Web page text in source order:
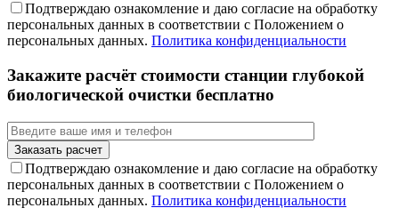
Подтверждаю ознакомление и даю согласие на обработку
персональных данных в соответствии с Положением о
персональных данных. Политика конфиденциальности
Закажите расчёт стоимости станции глубокой
биологической очистки бесплатно
Подтверждаю ознакомление и даю согласие на обработку
персональных данных в соответствии с Положением о
персональных данных. Политика конфиденциальности